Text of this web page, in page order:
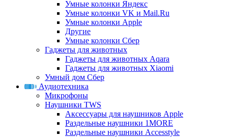
Умные колонки Яндекс
Умные колонки VK и Mail.Ru
Умные колонки Apple
Другие
Умные колонки Сбер
Гаджеты для животных
Гаджеты для животных Aqara
Гаджеты для животных Xiaomi
Умный дом Сбер
Аудиотехника
Микрофоны
Наушники TWS
Аксессуары для наушников Apple
Раздельные наушники 1MORE
Раздельные наушники Accesstyle